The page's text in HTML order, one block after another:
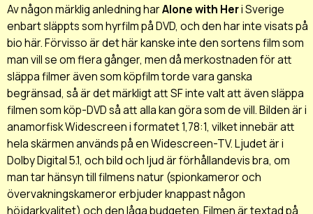
Av någon märklig anledning harAlone with Heri Sverige
enbart släppts som hyrfilm på DVD, och den har inte visats på
bio här. Förvisso är det här kanske inte den sortens film som
man vill se om flera gånger, men då merkostnaden för att
släppa filmer även som köpfilm torde vara ganska
begränsad, så är det märkligt att SF inte valt att även släppa
filmen som köp-DVD så att alla kan göra som de vill. Bilden är i
anamorfisk Widescreen i formatet 1,78:1, vilket innebär att
hela skärmen används på en Widescreen-TV. Ljudet är i
Dolby Digital 5.1, och bild och ljud är förhållandevis bra, om
man tar hänsyn till filmens natur (spionkameror och
övervakningskameror erbjuder knappast någon
höjdarkvalitet) och den låga budgeten. Filmen är textad på